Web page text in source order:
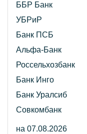
ББР Банк
УБРиР
Банк ПСБ
Альфа-Банк
Россельхозбанк
Банк Инго
Банк Уралсиб
Совкомбанк
на 07.08.2026